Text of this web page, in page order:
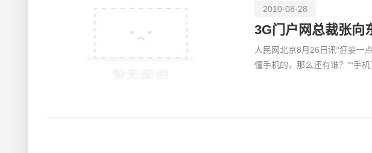
2010-08-28
人民网北京8月26日讯“狂妄一
懂手机的，那么还有谁？”“手